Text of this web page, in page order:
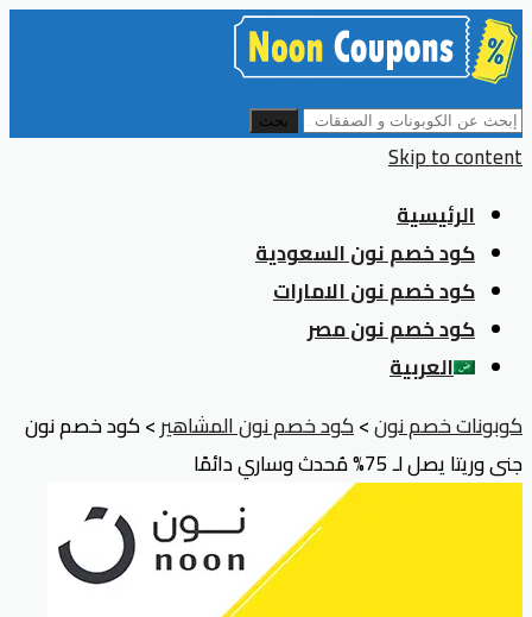
بحث
Skip to content
الرئيسية
كود خصم نون السعودية
كود خصم نون الامارات
كود خصم نون مصر
العربية
كوبونات خصم نون>كود خصم نون المشاهير>كود خصم نون
جنى وريتا يصل لـ 75% مُحدث وساري دائمًا